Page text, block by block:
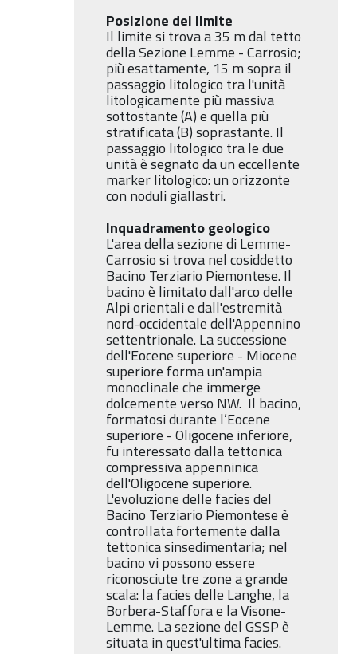
Posizione del limite
Il limite si trova a 35 m dal tetto
della Sezione Lemme - Carrosio;
più esattamente, 15 m sopra il
passaggio litologico tra l'unità
litologicamente più massiva
sottostante (A) e quella più
stratificata (B) soprastante. Il
passaggio litologico tra le due
unità è segnato da un eccellente
marker litologico: un orizzonte
con noduli giallastri.
Inquadramento geologico
L'area della sezione di Lemme-
Carrosio si trova nel cosiddetto
Bacino Terziario Piemontese. Il
bacino è limitato dall'arco delle
Alpi orientali e dall'estremità
nord-occidentale dell'Appennino
settentrionale. La successione
dell'Eocene superiore - Miocene
superiore forma un'ampia
monoclinale che immerge
dolcemente verso NW. Il bacino,
formatosi durante l’Eocene
superiore - Oligocene inferiore,
fu interessato dalla tettonica
compressiva appenninica
dell'Oligocene superiore.
L'evoluzione delle facies del
Bacino Terziario Piemontese è
controllata fortemente dalla
tettonica sinsedimentaria; nel
bacino vi possono essere
riconosciute tre zone a grande
scala: la facies delle Langhe, la
Borbera-Staffora e la Visone-
Lemme. La sezione del GSSP è
situata in quest'ultima facies.